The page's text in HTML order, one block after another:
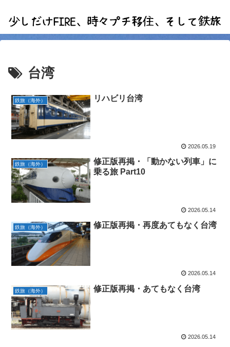
台湾
鉄旅（海外） リハビリ台湾
2026.05.19
鉄旅（海外）
修正版再掲・「動かない列車」に
乗る旅 Part10
2026.05.14
鉄旅（海外） 修正版再掲・再度あてもなく台湾
2026.05.14
鉄旅（海外） 修正版再掲・あてもなく台湾
2026.05.14